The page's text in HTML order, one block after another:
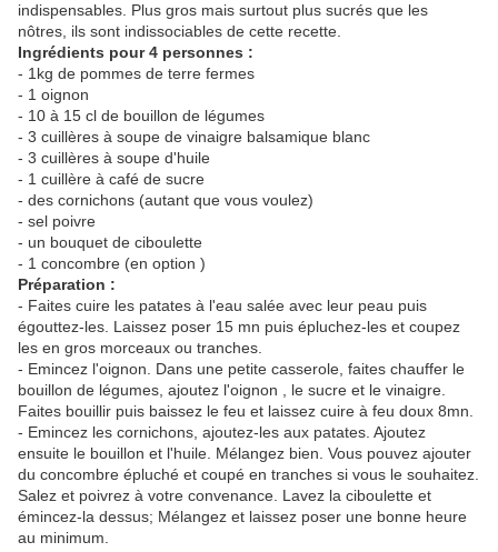
indispensables. Plus gros mais surtout plus sucrés que les
nôtres, ils sont indissociables de cette recette.
Ingrédients pour 4 personnes :
- 1kg de pommes de terre fermes
- 1 oignon
- 10 à 15 cl de bouillon de légumes
- 3 cuillères à soupe de vinaigre balsamique blanc
- 3 cuillères à soupe d'huile
- 1 cuillère à café de sucre
- des cornichons (autant que vous voulez)
- sel poivre
- un bouquet de ciboulette
- 1 concombre (en option )
Préparation :
- Faites cuire les patates à l'eau salée avec leur peau puis
égouttez-les. Laissez poser 15 mn puis épluchez-les et coupez
les en gros morceaux ou tranches.
- Emincez l'oignon. Dans une petite casserole, faites chauffer le
bouillon de légumes, ajoutez l'oignon , le sucre et le vinaigre.
Faites bouillir puis baissez le feu et laissez cuire à feu doux 8mn.
- Emincez les cornichons, ajoutez-les aux patates. Ajoutez
ensuite le bouillon et l'huile. Mélangez bien. Vous pouvez ajouter
du concombre épluché et coupé en tranches si vous le souhaitez.
Salez et poivrez à votre convenance. Lavez la ciboulette et
émincez-la dessus; Mélangez et laissez poser une bonne heure
au minimum.